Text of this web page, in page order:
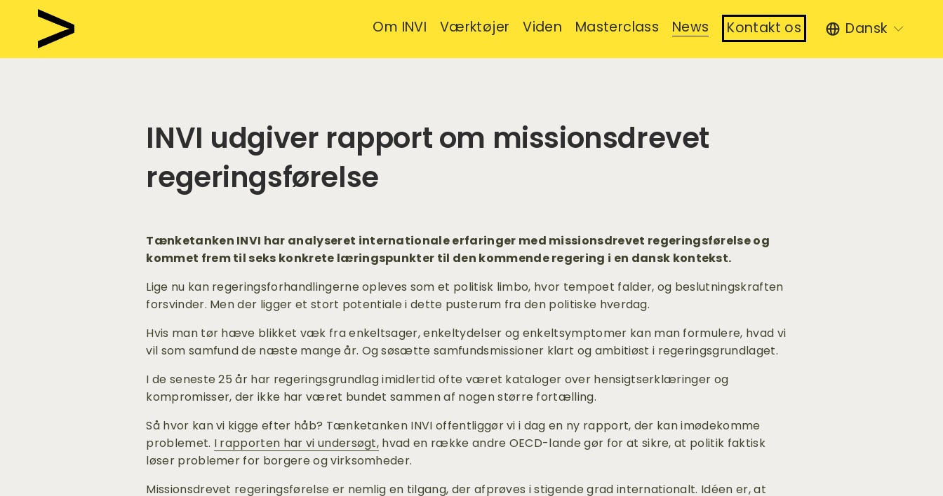
Om INVI Værktøjer Viden Masterclass News Kontakt os Dansk
INVI udgiver rapport om missionsdrevet
regeringsførelse
Tænketanken INVI har analyseret internationale erfaringer med missionsdrevet regeringsførelse og
kommet frem til seks konkrete læringspunkter til den kommende regering i en dansk kontekst.
Lige nu kan regeringsforhandlingerne opleves som et politisk limbo, hvor tempoet falder, og beslutningskraften
forsvinder. Men der ligger et stort potentiale i dette pusterum fra den politiske hverdag.
Hvis man tør hæve blikket væk fra enkeltsager, enkeltydelser og enkeltsymptomer kan man formulere, hvad vi
vil som samfund de næste mange år. Og søsætte samfundsmissioner klart og ambitiøst i regeringsgrundlaget.
I de seneste 25 år har regeringsgrundlag imidlertid ofte været kataloger over hensigtserklæringer og
kompromisser, der ikke har været bundet sammen af nogen større fortælling.
Så hvor kan vi kigge efter håb? Tænketanken INVI offentliggør vi i dag en ny rapport, der kan imødekomme
problemet. I rapporten har vi undersøgt, hvad en række andre OECD-lande gør for at sikre, at politik faktisk
løser problemer for borgere og virksomheder.
Missionsdrevet regeringsførelse er nemlig en tilgang, der afprøves i stigende grad internationalt. Idéen er, at